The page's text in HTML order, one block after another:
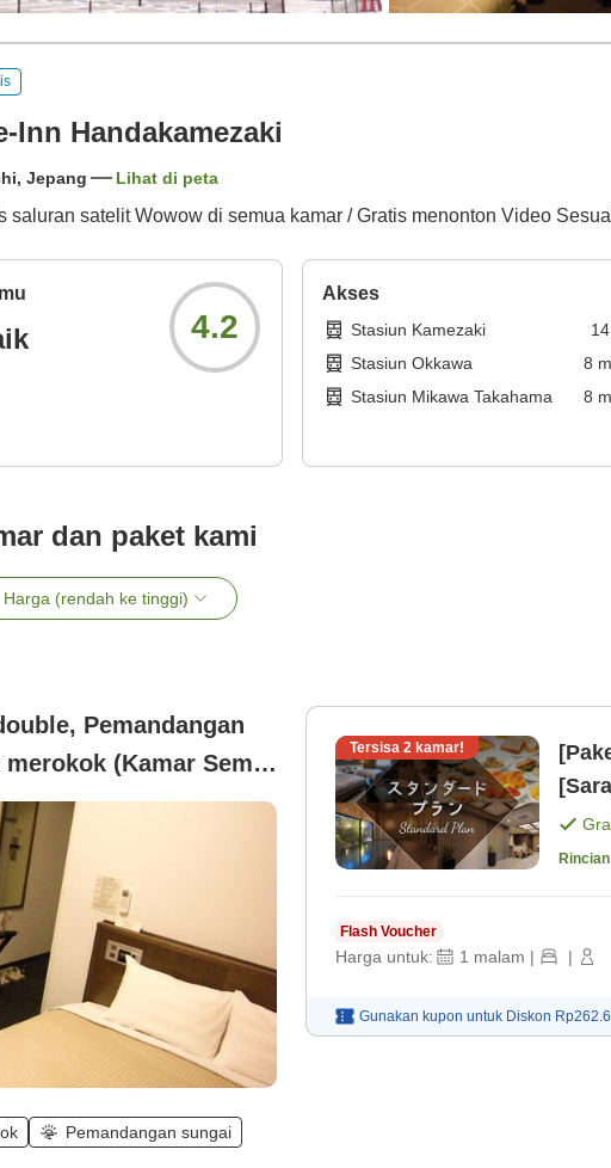
Inn Handakamezaki
Jepang Lihat di peta
saluran satelit Wowow di semua kamar / Gratis menonton Video
4.2
Akses
Stasiun Kamezaki 14
Stasiun Okkawa
8
Stasiun Mikawa Takahama
8
dan paket kami
Harga (rendah ke tinggi)
Pemandangan
(Kamar Semi
Termasuk "Wi-Fi
Pemandangan sungai
Tersisa 2 kamar!
Flash Voucher
Harga untuk: 1 malam | |
Gunakan kupon untuk Diskon